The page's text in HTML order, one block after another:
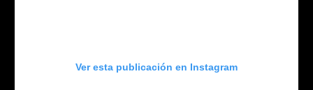
Ver esta publicación en Instagram